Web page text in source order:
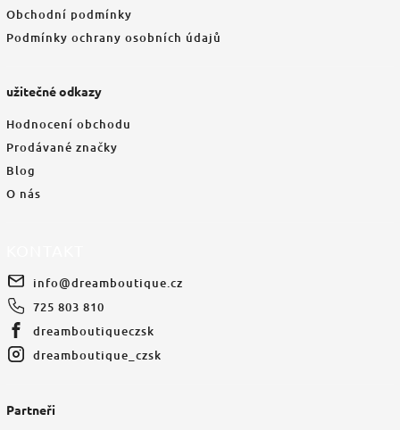
Obchodní podmínky
Podmínky ochrany osobních údajů
užitečné odkazy
Hodnocení obchodu
Prodávané značky
Blog
O nás
info@dreamboutique.cz
725 803 810
dreamboutiqueczsk
dreamboutique_czsk
Partneři